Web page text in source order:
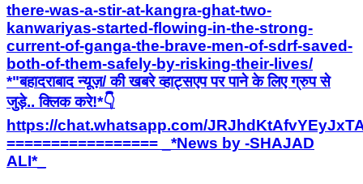
there-was-a-stir-at-kangra-ghat-two-
kanwariyas-started-flowing-in-the-strong-
current-of-ganga-the-brave-men-of-sdrf-saved-
both-of-them-safely-by-risking-their-lives/
*"बहादराबाद न्यूज़/ की खबरे व्हाट्सएप पर पाने के लिए ग्रुप से
जुड़े.. क्लिक करे!*👇
https://chat.whatsapp.com/
================= _*News by -SHAJAD
ALI*_